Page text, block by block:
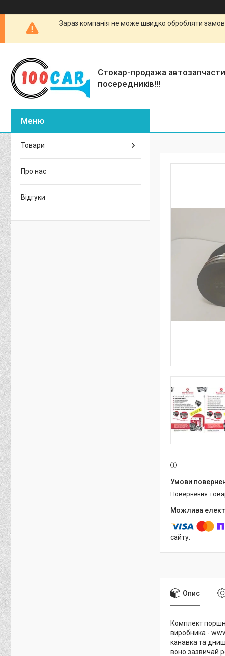
Зараз компанія не може швидко обробляти
Стокар-продажа
посередників!!!
повернення
сайту.
Опис
Комплект
виробника -
канавка та
воно зазвичай
Товари
Про нас
Відгуки